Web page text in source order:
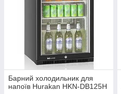
Барний холодильник для
напоїв Hurakan HKN-DB125H